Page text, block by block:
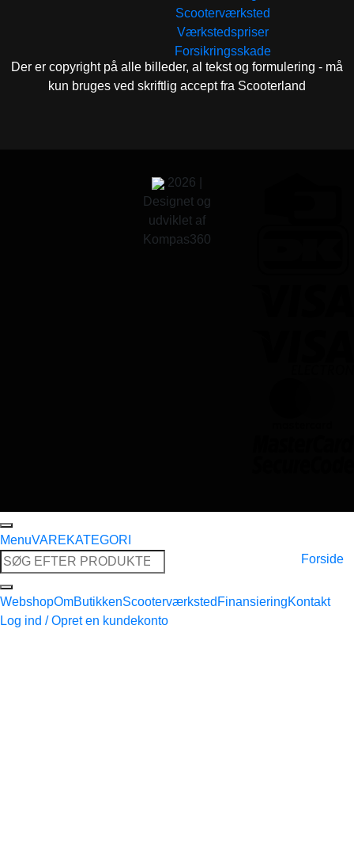
Scooterværksted
Værkstedspriser
Forsikringsskade
Der er copyright på alle billeder, al tekst og formulering - må
kun bruges ved skriftlig accept fra Scooterland
2026 |
Designet og
udviklet af
Kompas360
MenuVAREKATEGORI
Søg
efter:
Forside
WebshopOmButikkenScooterværksted FinansieringKontakt
Log ind / Opret en kundekonto